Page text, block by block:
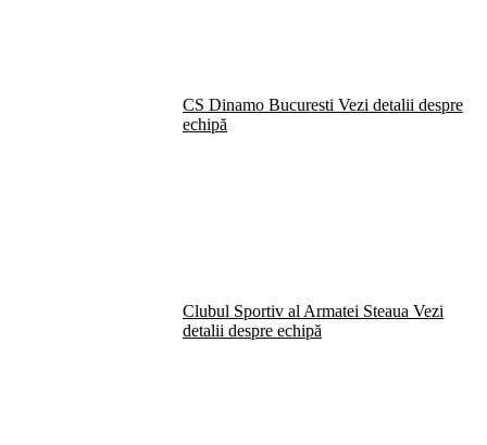
CS Dinamo Bucuresti Vezi detalii despre
echipă
Clubul Sportiv al Armatei Steaua Vezi
detalii despre echipă